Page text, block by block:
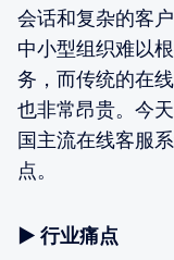
会话和复杂的客
中小型组织难以
务，而传统的在
也非常昂贵。今
国主流在线客服
点。
▶ 行业痛点